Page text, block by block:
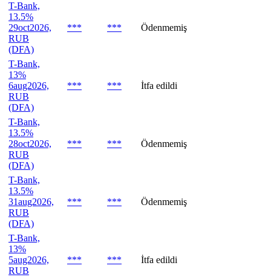
T-Bank,
13.5%
29oct2026,
RUB
(DFA)
*** *** Ödenmemiş
T-Bank,
13%
6aug2026,
RUB
(DFA)
*** *** İtfa edildi
T-Bank,
13.5%
28oct2026,
RUB
(DFA)
*** *** Ödenmemiş
T-Bank,
13.5%
31aug2026,
RUB
(DFA)
*** *** Ödenmemiş
T-Bank,
13%
5aug2026,
RUB
*** *** İtfa edildi